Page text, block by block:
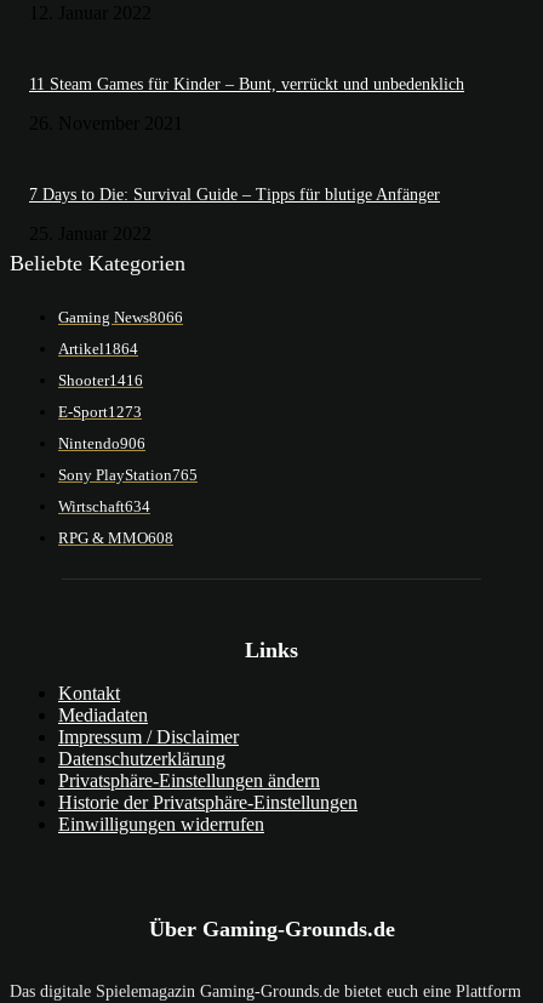
11 Steam Games für Kinder – Bunt, verrückt und unbedenklich
7 Days to Die: Survival Guide – Tipps für blutige Anfänger
Beliebte Kategorien
Gaming News8066
Artikel1864
Shooter1416
E-Sport1273
Nintendo906
Sony PlayStation765
Wirtschaft634
RPG & MMO608
Links
Kontakt
Mediadaten
Impressum / Disclaimer
Datenschutzerklärung
Privatsphäre-Einstellungen ändern
Historie der Privatsphäre-Einstellungen
Einwilligungen widerrufen
Über Gaming-Grounds.de
Das digitale Spielemagazin Gaming-Grounds.de bietet euch eine Plattform